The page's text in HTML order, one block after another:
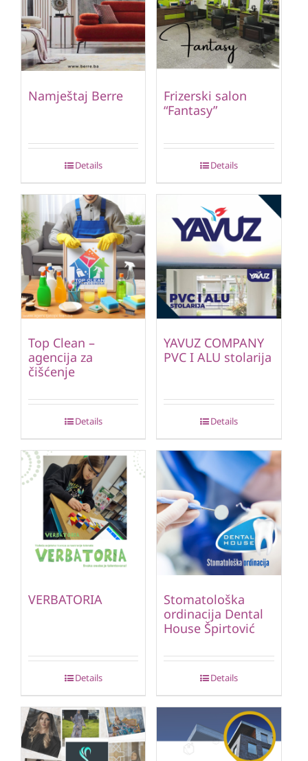
Namještaj Berre
Details
Frizerski salon
“Fantasy”
Details
Top Clean –
agencija za
čišćenje
Details
YAVUZ COMPANY
PVC I ALU stolarija
Details
VERBATORIA
Details
Stomatološka
ordinacija Dental
House Špirtović
Details